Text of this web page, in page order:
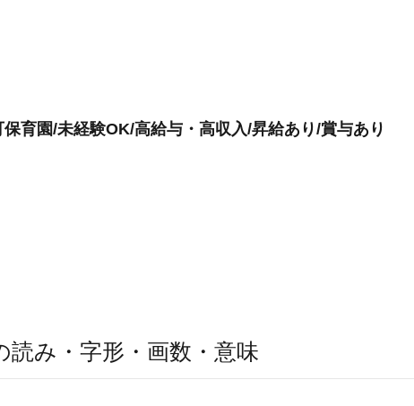
育園/未経験OK/高給与・高収入/昇給あり/賞与あり
読み・字形・画数・意味